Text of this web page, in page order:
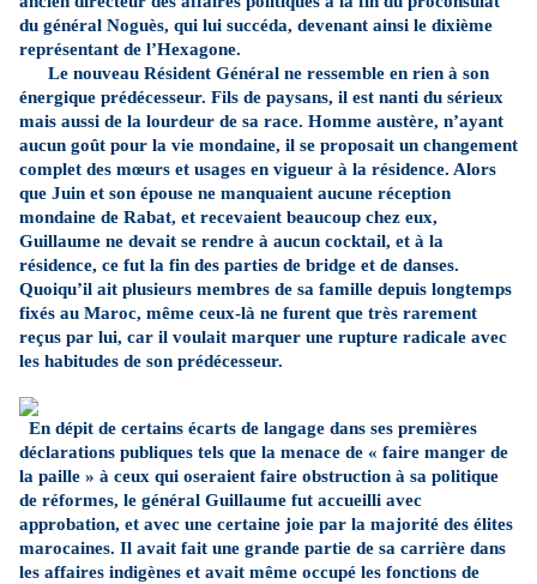
du général Noguès, qui lui succéda, devenant ainsi le dixième
représentant de l’Hexagone.
Le nouveau Résident Général ne ressemble en rien à son
énergique prédécesseur. Fils de paysans, il est nanti du sérieux
mais aussi de la lourdeur de sa race. Homme austère, n’ayant
aucun goût pour la vie mondaine, il se proposait un changement
complet des mœurs et usages en vigueur à la résidence. Alors
que Juin et son épouse ne manquaient aucune réception
mondaine de Rabat, et recevaient beaucoup chez eux,
Guillaume ne devait se rendre à aucun cocktail, et à la
résidence, ce fut la fin des parties de bridge et de danses.
Quoiqu’il ait plusieurs membres de sa famille depuis longtemps
fixés au Maroc, même ceux-là ne furent que très rarement
reçus par lui, car il voulait marquer une rupture radicale avec
les habitudes de son prédécesseur.
En dépit de certains écarts de langage dans ses premières
déclarations publiques tels que la menace de « faire manger de
la paille » à ceux qui oseraient faire obstruction à sa politique
de réformes, le général Guillaume fut accueilli avec
approbation, et avec une certaine joie par la majorité des élites
marocaines. Il avait fait une grande partie de sa carrière dans
les affaires indigènes et avait même occupé les fonctions de